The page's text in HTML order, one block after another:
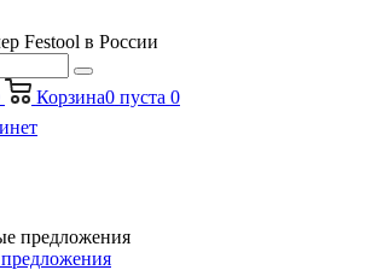
Festool в России
Корзина0 пуста 0